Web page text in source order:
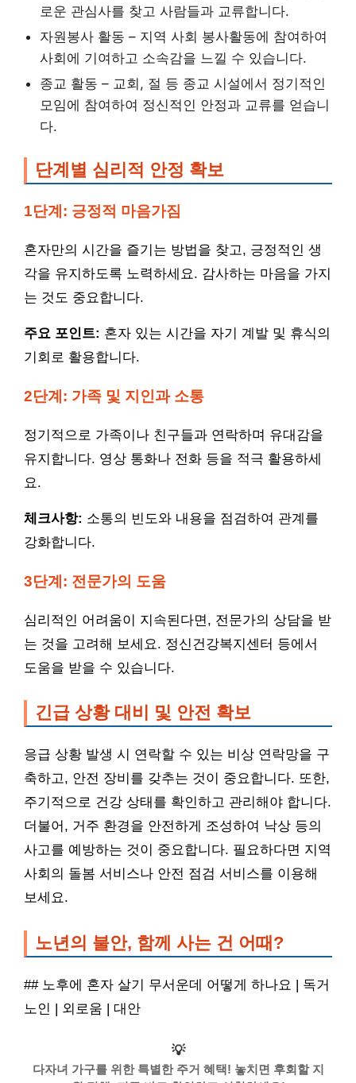
로운 관심사를 찾고 사람들과 교류합니다.
자원봉사 활동 – 지역 사회 봉사활동에 참여하여
사회에 기여하고 소속감을 느낄 수 있습니다.
종교 활동 – 교회, 절 등 종교 시설에서 정기적인
모임에 참여하여 정신적인 안정과 교류를 얻습니
다.
단계별 심리적 안정 확보
1단계: 긍정적 마음가짐
혼자만의 시간을 즐기는 방법을 찾고, 긍정적인 생
각을 유지하도록 노력하세요. 감사하는 마음을 가지
는 것도 중요합니다.
주요 포인트: 혼자 있는 시간을 자기 계발 및 휴식의
기회로 활용합니다.
2단계: 가족 및 지인과 소통
정기적으로 가족이나 친구들과 연락하며 유대감을
유지합니다. 영상 통화나 전화 등을 적극 활용하세
요.
체크사항: 소통의 빈도와 내용을 점검하여 관계를
강화합니다.
3단계: 전문가의 도움
심리적인 어려움이 지속된다면, 전문가의 상담을 받
는 것을 고려해 보세요. 정신건강복지센터 등에서
도움을 받을 수 있습니다.
긴급 상황 대비 및 안전 확보
응급 상황 발생 시 연락할 수 있는 비상 연락망을 구
축하고, 안전 장비를 갖추는 것이 중요합니다. 또한,
주기적으로 건강 상태를 확인하고 관리해야 합니다.
더불어, 거주 환경을 안전하게 조성하여 낙상 등의
사고를 예방하는 것이 중요합니다. 필요하다면 지역
사회의 돌봄 서비스나 안전 점검 서비스를 이용해
보세요.
노년의 불안, 함께 사는 건 어때?
## 노후에 혼자 살기 무서운데 어떻게 하나요 | 독거
노인 | 외로움 | 대안
💡
다자녀 가구를 위한 특별한 주거 혜택! 놓치면 후회할 지